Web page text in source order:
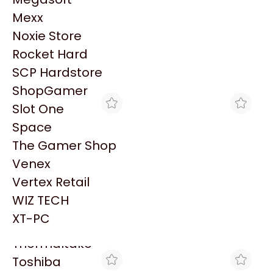
NZXT
PNY
Palit
Philips
PowerColor
Razer
Redragon
Samsung
Sandisk
Sapphire
Seagate
Sentey
Solarmax
Thermaltake
Toshiba
Mexx
Noxie Store
Rocket Hard
SCP Hardstore
ShopGamer
Slot One
Space
The Gamer Shop
Venex
Vertex Retail
WIZ TECH
XT-PC
Productos
Similares
Explorá más productos similares
GORILA GAMES
MOTHERBOARD
LGA1851 DDR5
$216.850